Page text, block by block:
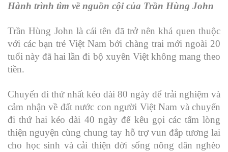
Hành trình tìm về nguồn cội của Trần Hùng John
Trần Hùng John là cái tên đã trở nên khá quen thuộc
với các bạn trẻ Việt Nam bởi chàng trai mới ngoài 20
tuổi này đã hai lần đi bộ xuyên Việt không mang theo
tiền.
Chuyến đi thứ nhất kéo dài 80 ngày để trải nghiệm và
cảm nhận về đất nước con người Việt Nam và chuyến
đi thứ hai kéo dài 40 ngày để kêu gọi các tấm lòng
thiện nguyện cùng chung tay hỗ trợ vun đắp tương lai
cho học sinh và cải thiện đời sống nông dân nghèo